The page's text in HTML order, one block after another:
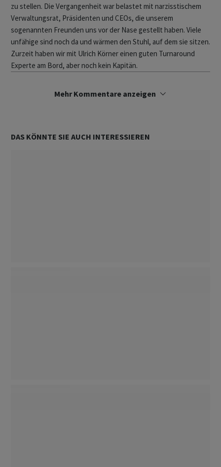
zu stellen. Die Vergangenheit war belastet mit narzisstischem
Verwaltungsrat, Präsidenten und CEOs, die unserem
sogenannten Freunden uns vor der Nase gestellt haben. Viele
unfähige sind noch da und wärmen den Stuhl, auf dem sie sitzen.
Zurzeit haben wir mit Ulrich Körner einen guten Turnaround
Experte am Bord, aber noch kein Kapitän.
Mehr Kommentare anzeigen
DAS KÖNNTE SIE AUCH INTERESSIEREN